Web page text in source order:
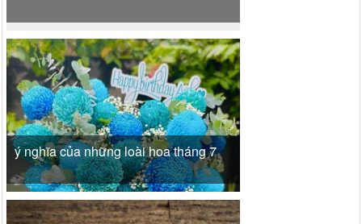
ý nghĩa của những loài hoa tháng 7